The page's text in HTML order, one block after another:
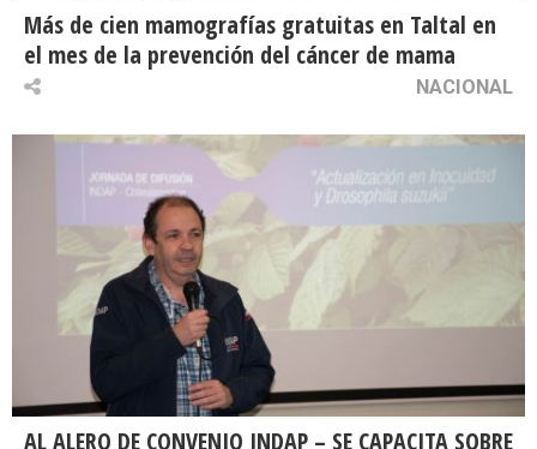
Más de cien mamografías gratuitas en Taltal en
el mes de la prevención del cáncer de mama
NACIONAL
AL ALERO DE CONVENIO INDAP – SE CAPACITA SOBRE